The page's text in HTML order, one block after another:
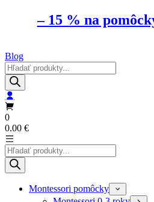
– 15 % na
Blog
Products
search
0
0.00 €
Products
search
Montessori pomôcky